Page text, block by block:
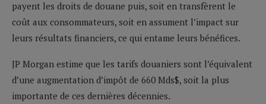
payent les droits de douane puis, soit en transfèrent le
coût aux consommateurs, soit en assument l’impact sur
leurs résultats financiers, ce qui entame leurs bénéfices.
JP Morgan estime que les tarifs douaniers sont l’équivalent
d’une augmentation d’impôt de 660 Mds$, soit la plus
importante de ces dernières décennies.